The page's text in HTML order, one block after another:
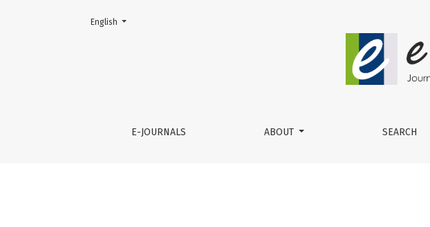
Doskonalenie procesu planowania zamówień w przedsiębiorstwie
E-JOURNALS ABOUT SEARCH
Change the language. The current language is:
English